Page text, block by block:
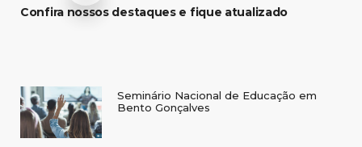
Confira nossos destaques e fique atualizado